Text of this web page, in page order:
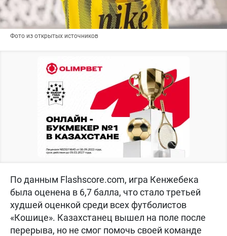
Фото из открытых источников
По данным Flashscore.com, игра Кенжебека
была оценена в 6,7 балла, что стало третьей
худшей оценкой среди всех футболистов
«Кошице». Казахстанец вышел на поле после
перерыва, но не смог помочь своей команде